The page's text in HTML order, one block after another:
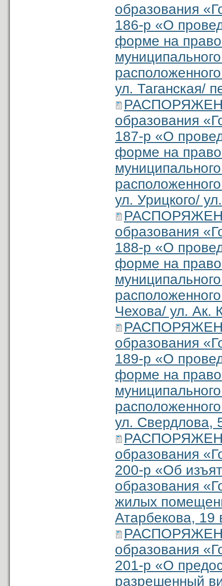
образования
186-р «О
форме на
ул. Таганская/
образования
187-р «О
форме на
ул. Урицкого/
образования
188-р «О
форме на
Чехова/ ул. Ак.
образования
189-р «О
форме на
ул. Свердлова,
образования
200-р «Об
образования
жилых
Атарбекова, 19
образования
201-р «О
разрешенный